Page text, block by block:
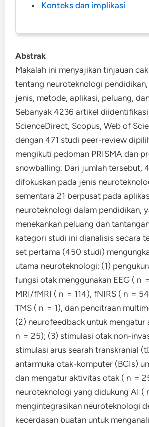
Konteks dan implikasi
Abstrak
Makalah ini menyajikan tinjauan
tentang neuroteknologi
jenis, metode, aplikasi, peluang,
Sebanyak 4236 artikel
ScienceDirect, Scopus, Web of
dengan 471 studi peer-review
mengikuti pedoman PRISMA dan
snowballing. Dari jumlah tersebut,
difokuskan pada jenis
sementara 21 berpusat pada
neuroteknologi dalam pendidikan,
menekankan peluang dan
kategori studi ini dianalisis secara
set pertama (450 studi)
utama neuroteknologi: (1)
fungsi otak menggunakan EEG ( n
MRI/fMRI ( n = 114), fNIRS ( n =
TMS ( n = 1), dan pencitraan
(2) neurofeedback untuk mengatur
n = 25); (3) stimulasi otak non-
stimulasi arus searah transkranial
antarmuka otak-komputer (BCIs)
dan mengatur aktivitas otak ( n =
neuroteknologi yang didukung AI (
mengintegrasikan neuroteknologi
kecerdasan buatan untuk